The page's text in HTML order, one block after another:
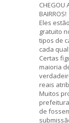
CHEGOU
BAIRROS!
Eles
gratuito
tipos de
cada
Certas
maioria
reais
Muitos
de